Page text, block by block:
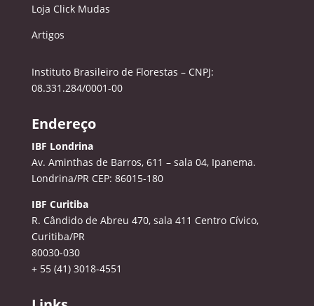
Loja Click Mudas
Artigos
Instituto Brasileiro de Florestas – CNPJ:
08.331.284/0001-00
Endereço
IBF Londrina
Av. Aminthas de Barros, 611 – sala 04, Ipanema.
Londrina/PR CEP: 86015-180
IBF Curitiba
R. Cândido de Abreu 470, sala 411 Centro Cívico,
Curitiba/PR
80030-030
+ 55 (41) 3018-4551